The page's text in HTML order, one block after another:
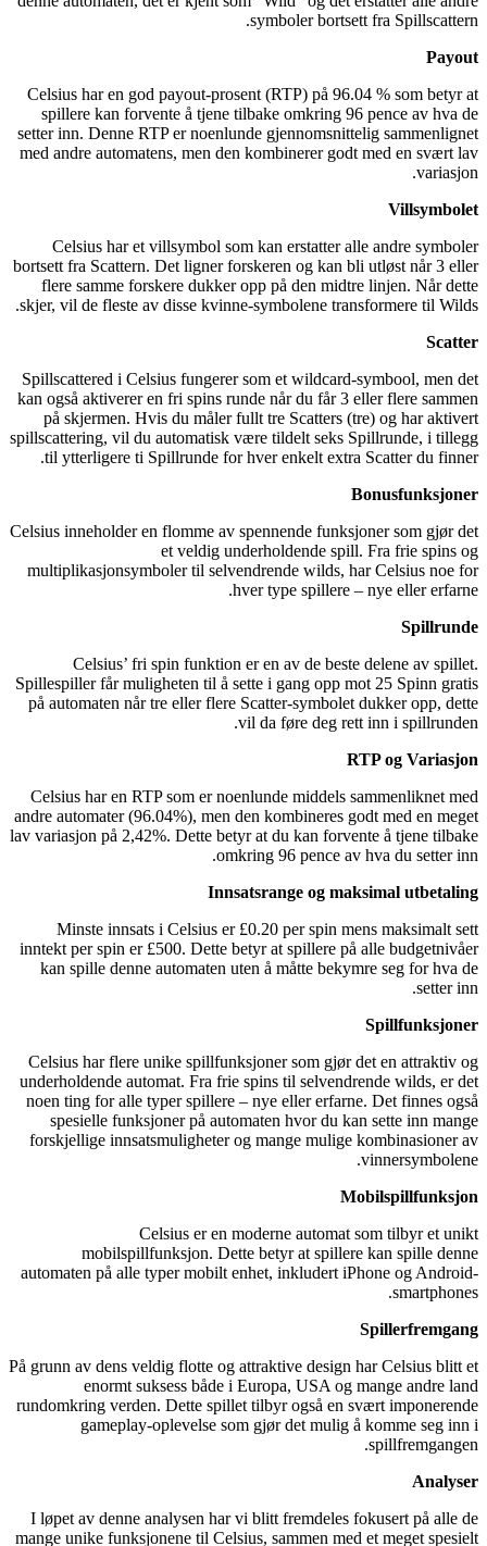
symboler bortsett fra Spillscattern.
Payout
Celsius har en god payout-prosent (RTP) på 96.04 % som betyr at
spillere kan forvente å tjene tilbake omkring 96 pence av hva de
setter inn. Denne RTP er noenlunde gjennomsnittelig sammenlignet
med andre automatens, men den kombinerer godt med en svært lav
variasjon.
Villsymbolet
Celsius har et villsymbol som kan erstatter alle andre symboler
bortsett fra Scattern. Det ligner forskeren og kan bli utløst når 3 eller
flere samme forskere dukker opp på den midtre linjen. Når dette
skjer, vil de fleste av disse kvinne-symbolene transformere til Wilds.
Scatter
Spillscattered i Celsius fungerer som et wildcard-symbool, men det
kan også aktiverer en fri spins runde når du får 3 eller flere sammen
på skjermen. Hvis du måler fullt tre Scatters (tre) og har aktivert
spillscattering, vil du automatisk være tildelt seks Spillrunde, i tillegg
til ytterligere ti Spillrunde for hver enkelt extra Scatter du finner.
Bonusfunksjoner
Celsius inneholder en flomme av spennende funksjoner som gjør det
et veldig underholdende spill. Fra frie spins og
multiplikasjonsymboler til selvendrende wilds, har Celsius noe for
hver type spillere – nye eller erfarne.
Spillrunde
Celsius’ fri spin funktion er en av de beste delene av spillet.
Spillespiller får muligheten til å sette i gang opp mot 25 Spinn gratis
på automaten når tre eller flere Scatter-symbolet dukker opp, dette
vil da føre deg rett inn i spillrunden.
RTP og Variasjon
Celsius har en RTP som er noenlunde middels sammenliknet med
andre automater (96.04%), men den kombineres godt med en meget
lav variasjon på 2,42%. Dette betyr at du kan forvente å tjene tilbake
omkring 96 pence av hva du setter inn.
Innsatsrange og maksimal utbetaling
Minste innsats i Celsius er £0.20 per spin mens maksimalt sett
inntekt per spin er £500. Dette betyr at spillere på alle budgetnivåer
kan spille denne automaten uten å måtte bekymre seg for hva de
setter inn.
Spillfunksjoner
Celsius har flere unike spillfunksjoner som gjør det en attraktiv og
underholdende automat. Fra frie spins til selvendrende wilds, er det
noen ting for alle typer spillere – nye eller erfarne. Det finnes også
spesielle funksjoner på automaten hvor du kan sette inn mange
forskjellige innsatsmuligheter og mange mulige kombinasioner av
vinnersymbolene.
Mobilspillfunksjon
Celsius er en moderne automat som tilbyr et unikt
mobilspillfunksjon. Dette betyr at spillere kan spille denne
automaten på alle typer mobilt enhet, inkludert iPhone og Android-
smartphones.
Spillerfremgang
På grunn av dens veldig flotte og attraktive design har Celsius blitt et
enormt suksess både i Europa, USA og mange andre land
rundomkring verden. Dette spillet tilbyr også en svært imponerende
gameplay-oplevelse som gjør det mulig å komme seg inn i
spillfremgangen.
Analyser
I løpet av denne analysen har vi blitt fremdeles fokusert på alle de
mange unike funksjonene til Celsius, sammen med et meget spesielt